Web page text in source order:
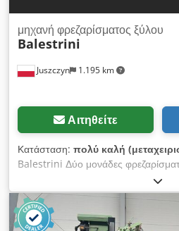
Juszczyn 1.195 km
μηχανή φρεζαρίσματος ξύλου
Balestrini
Αιτηθείτε
Κατάσταση: πολύ καλή
Balestrini Δύο μονάδες
φρεζαρίσματος 100mm Μήκος
1500mm Εργασία σε αντίγραφα
σφιγκτήρες πνευματικού υλικού
Cedpfevt Aynsx Ab Hjrf